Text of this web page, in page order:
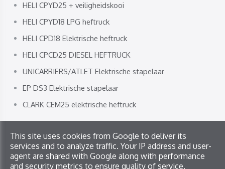
HELI CPYD25 + veiligheidskooi
HELI CPYD18 LPG heftruck
HELI CPD18 Elektrische heftruck
HELI CPCD25 DIESEL HEFTRUCK
UNICARRIERS/ATLET Elektrische stapelaar
EP DS3 Elektrische stapelaar
CLARK CEM25 elektrische heftruck
Copyright © 2026 JL Service. All rights reserved
Privacy & Cookies
UP-TO-DATE WebDesign
This site uses cookies from Google to deliver its
services and to analyze traffic. Your IP address and user-
agent are shared with Google along with performance
and security metrics to ensure quality of service,